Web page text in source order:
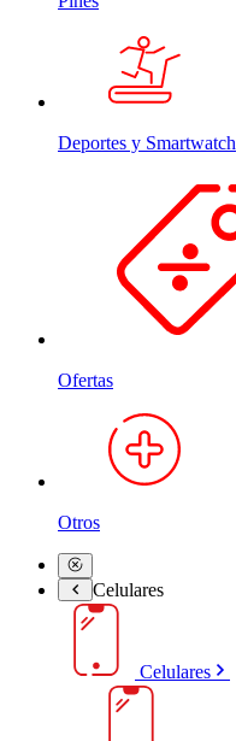
Deportes y Smartwatch
Ofertas
Otros
Celulares
Celulares